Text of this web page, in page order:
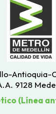
Antioquia-
9128
(Línea